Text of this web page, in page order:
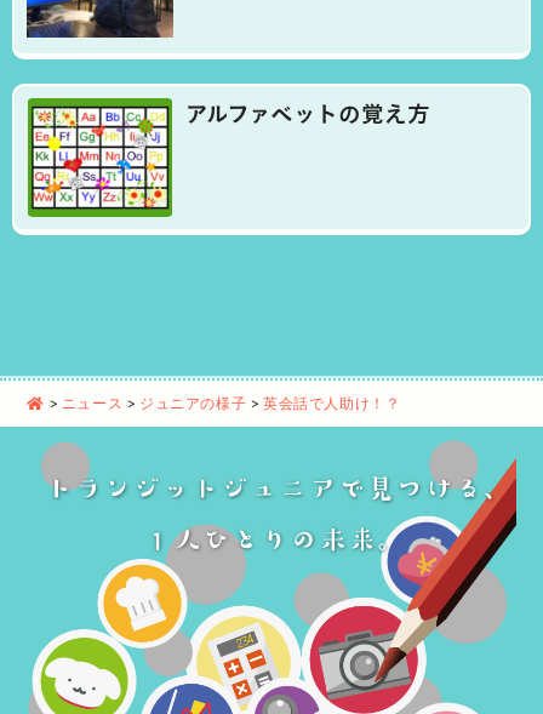
アルファベットの覚え方
> ニュース > ジュニアの様子 >英会話で人助け！？